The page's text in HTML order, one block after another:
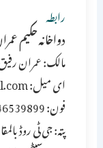
رابطہ
دواخانہ حکیم
مالک: عمران
ای میل: ikamboh14@gmail.com
فون: 03046539899
پتہ: جی ٹی روڈ